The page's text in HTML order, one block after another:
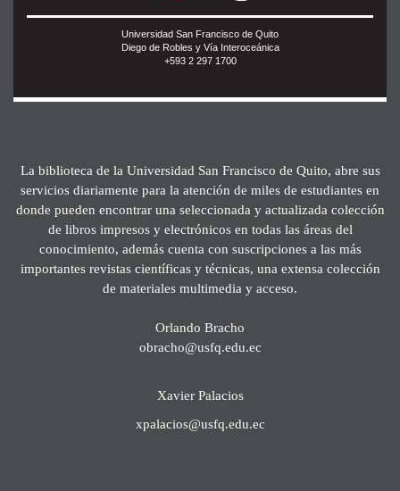
Universidad San Francisco de Quito
Diego de Robles y Vía Interoceánica
+593 2 297 1700
La biblioteca de la Universidad San Francisco de Quito, abre sus
servicios diariamente para la atención de miles de estudiantes en
donde pueden encontrar una seleccionada y actualizada colección
de libros impresos y electrónicos en todas las áreas del
conocimiento, además cuenta con suscripciones a las más
importantes revistas científicas y técnicas, una extensa colección
de materiales multimedia y acceso.
Orlando Bracho
obracho@usfq.edu.ec
Xavier Palacios
xpalacios@usfq.edu.ec